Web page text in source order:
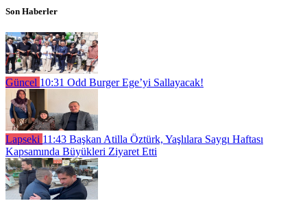
Son Haberler
Güncel 10:31 Odd Burger Ege’yi Sallayacak!
Lapseki 11:43 Başkan Atilla Öztürk, Yaşlılara Saygı Haftası
Kapsamında Büyükleri Ziyaret Etti